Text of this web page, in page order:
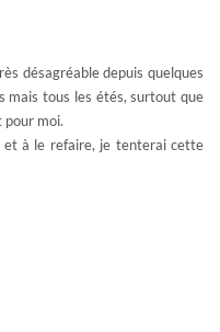
désagréable depuis quelques
mais tous les étés, surtout que
pour moi.
et à le refaire, je tenterai cette